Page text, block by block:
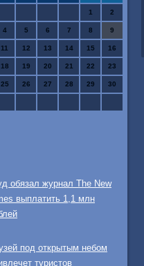
1 2
4 5 6 7 8 9
11 12 13 14 15 16
18 19 20 21 22 23
25 26 27 28 29 30
обязал журнал The New
выплатить 1,1 млн
под открытым небом
туристов